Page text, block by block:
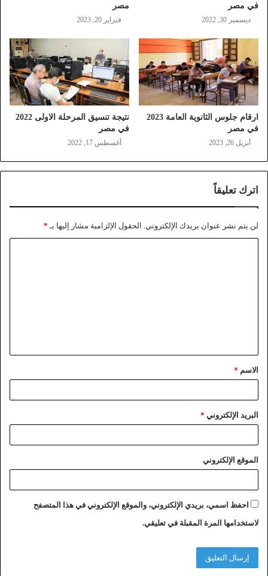
في مصر
ديسمبر 30, 2022
مصر
فبراير 20, 2023
ارقام جلوس الثانوية العامة 2023
في مصر
أبريل 26, 2023
نتيجة تنسيق المرحلة الاولى 2022
في مصر
أغسطس 17, 2022
اترك تعليقاً
لن يتم نشر عنوان بريدك الإلكتروني. الحقول الإلزامية مشار إليها بـ *
الاسم *
البريد الإلكتروني *
الموقع الإلكتروني
احفظ اسمي، بريدي الإلكتروني، والموقع الإلكتروني في هذا المتصفح
لاستخدامها المرة المقبلة في تعليقي.